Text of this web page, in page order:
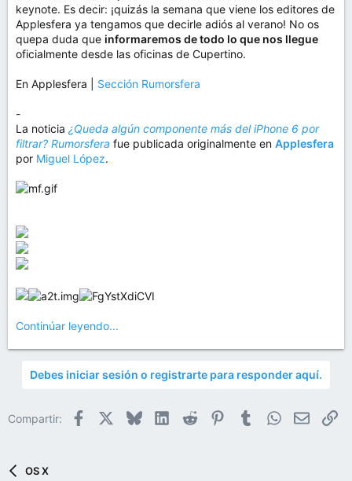
keynote. Es decir: ¡quizás la semana que viene los editores de
Applesfera ya tengamos que decirle adiós al verano! No os
quepa duda que informaremos de todo lo que nos llegue
oficialmente desde las oficinas de Cupertino.
En Applesfera | Sección Rumorsfera
-
La noticia ¿Queda algún componente más del iPhone 6 por
filtrar? Rumorsfera fue publicada originalmente en Applesfera
por Miguel López.
Continúar leyendo...
Debes iniciar sesión o registrarte para responder aquí.
Compartir: Facebook BlueskyLinkedIn
Reddit PinterestTumblrWhatsApp
Email
OS X